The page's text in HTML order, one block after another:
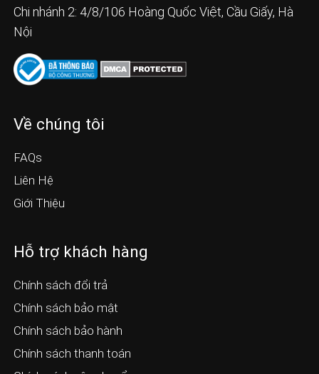
Chi nhánh 2: 4/8/106 Hoàng Quốc Việt, Cầu Giấy, Hà
Nội
Về chúng tôi
FAQs
Liên Hệ
Giới Thiệu
Hỗ trợ khách hàng
Chính sách đổi trả
Chính sách bảo mật
Chính sách bảo hành
Chính sách thanh toán